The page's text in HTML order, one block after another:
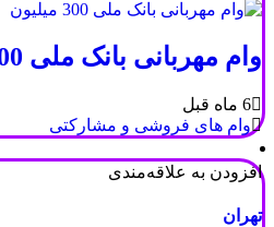
وام مهربانی بانک ملی 300 میلیون
6 ماه قبل
وام های فروشی و مشارکتی
افزودن به علاقه‌مندی
تهران